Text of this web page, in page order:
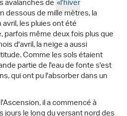
avalanches de «l'hiver
dessous de mille mètres, la
les pluies ont été
parfois même deux fois plus que
d'avril, la neige a aussi
Comme les sols étaient
partie de l'eau de fonte s'est
qui ont pu l'absorber dans un
il a commencé à